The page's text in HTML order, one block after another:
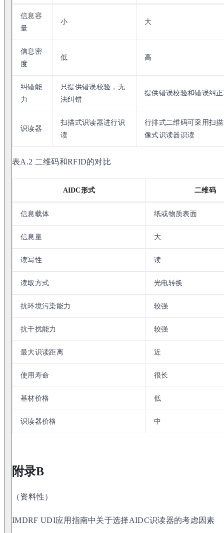
信息容
量
小 大
信息密
度
低 高
纠错能
力
只提供错误校验，无
法纠错
提供错误校验和错误纠
识读器
扫描式识读器进行识
读
行排式二维码可采用扫
像式识读器识读
表A.2 二维码和RFID的对比
AIDC形式 二维码
信息载体 纸或物质表面
信息量 大
读写性 读
读取方式 光电转换
抗环境污染能力 较强
抗干扰能力 较强
最大识读距离 近
使用寿命 很长
基材价格 低
识读器价格 中
附录B
（资料性）
IMDRF UDI应用指南中关于选择AIDC识读器的考虑因素